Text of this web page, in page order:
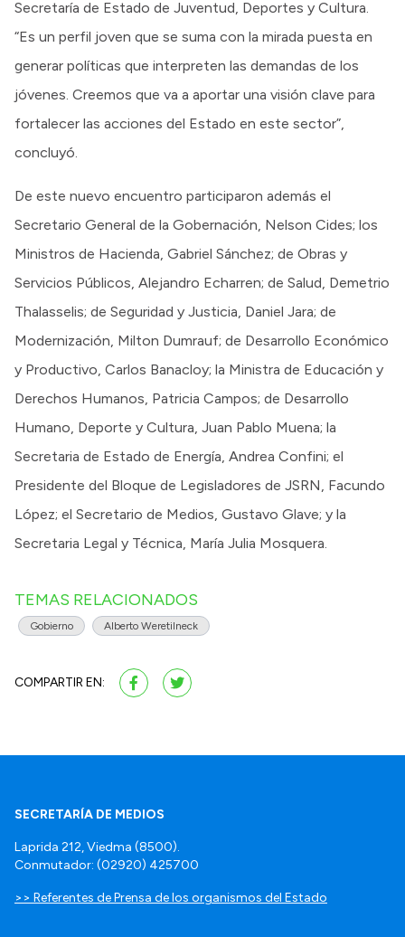
Secretaría de Estado de Juventud, Deportes y Cultura.
“Es un perfil joven que se suma con la mirada puesta en
generar políticas que interpreten las demandas de los
jóvenes. Creemos que va a aportar una visión clave para
fortalecer las acciones del Estado en este sector”,
concluyó.
De este nuevo encuentro participaron además el
Secretario General de la Gobernación, Nelson Cides; los
Ministros de Hacienda, Gabriel Sánchez; de Obras y
Servicios Públicos, Alejandro Echarren; de Salud, Demetrio
Thalasselis; de Seguridad y Justicia, Daniel Jara; de
Modernización, Milton Dumrauf; de Desarrollo Económico
y Productivo, Carlos Banacloy; la Ministra de Educación y
Derechos Humanos, Patricia Campos; de Desarrollo
Humano, Deporte y Cultura, Juan Pablo Muena; la
Secretaria de Estado de Energía, Andrea Confini; el
Presidente del Bloque de Legisladores de JSRN, Facundo
López; el Secretario de Medios, Gustavo Glave; y la
Secretaria Legal y Técnica, María Julia Mosquera.
TEMAS RELACIONADOS
Gobierno Alberto Weretilneck
COMPARTIR EN:
SECRETARÍA DE MEDIOS
Laprida 212, Viedma (8500).
Conmutador: (02920) 425700
>> Referentes de Prensa de los organismos del Estado